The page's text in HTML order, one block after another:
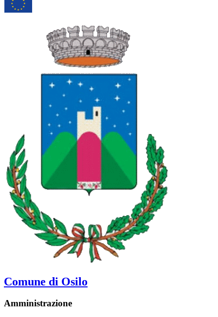
Comune di Osilo
Amministrazione